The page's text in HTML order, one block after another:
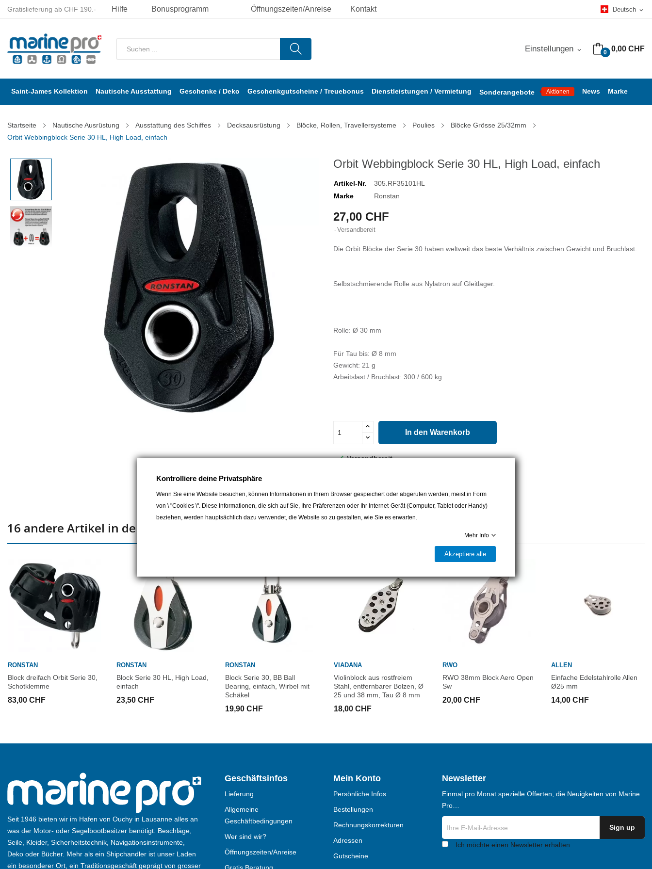
Öffnungszeiten/Anreise Kontakt Deutsch expand_more
Gratislieferung ab CHF 190.- Hilfe Bonusprogramm
0 0,00 CHF
Einstellungen expand_more
Saint-James Kollektion Nautische Ausstattung Geschenke / Deko Geschenkgutscheine / Treuebonus Dienstleistungen / Vermietung Sonderangebote Aktionen News Marke
Startseite Nautische Ausrüstung Ausstattung des Schiffes Decksausrüstung Blöcke, Rollen, Travellersysteme Poulies
Blöcke Grösse 25/32mm
Orbit Webbingblock Serie 30 HL, High Load, einfach
Orbit Webbingblock Serie 30 HL, High Load, einfach
Artikel-Nr.
305.RF35101HL
Marke
Ronstan
27,00 CHF
Versandbereit
Die Orbit Blöcke der Serie 30 haben weltweit das beste Verhältnis zwischen Gewicht und Bruchlast.
Selbstschmierende Rolle aus Nylatron auf Gleitlager.
Rolle: Ø 30 mm
Für Tau bis: Ø 8 mm
Gewicht: 21 g
Arbeitslast / Bruchlast: 300 / 600 kg
In den Warenkorb
Versandbereit
16 andere Artikel in der gleichen Kategorie:
RONSTAN
Block dreifach Orbit Serie 30,
Schotklemme
83,00 CHF
RONSTAN
Block Serie 30 HL, High Load,
einfach
23,50 CHF
RONSTAN
Block Serie 30, BB Ball
Bearing, einfach, Wirbel mit
Schäkel
19,90 CHF
VIADANA
Violinblock aus rostfreiem
Stahl, entfernbarer Bolzen, Ø
25 und 38 mm, Tau Ø 8 mm
18,00 CHF
RWO
RWO 38mm Block Aero Open
Sw
20,00 CHF
ALLEN
Einfache Edelstahlrolle Allen
Ø25 mm
14,00 CHF
Seit 1946 bieten wir im Hafen von Ouchy in Lausanne alles an
was der Motor- oder Segelbootbesitzer benötigt: Beschläge,
Seile, Kleider, Sicherheitstechnik, Navigationsinstrumente,
Deko oder Bücher. Mehr als ein Shipchandler ist unser Laden
ein besonderer Ort, ein Traditionsgeschäft geprägt von grosser
Geschäftsinfos
Lieferung
Allgemeine
Geschäftbedingungen
Wer sind wir?
Öffnungszeiten/Anreise
Mein Konto
Persönliche Infos
Bestellungen
Rechnungskorrekturen
Adressen
Gutscheine
Newsletter
Einmal pro Monat spezielle Offerten, die Neuigkeiten von Marine
Pro…
Ich möchte einen Newsletter erhalten
Kontrolliere deine Privatsphäre
Wenn Sie eine Website besuchen, können Informationen in Ihrem Browser gespeichert oder abgerufen werden, meist in Form
von \ "Cookies \". Diese Informationen, die sich auf Sie, Ihre Präferenzen oder Ihr Internet-Gerät (Computer, Tablet oder Handy)
beziehen, werden hauptsächlich dazu verwendet, die Website so zu gestalten, wie Sie es erwarten.
Mehr Info
Akzeptiere alle